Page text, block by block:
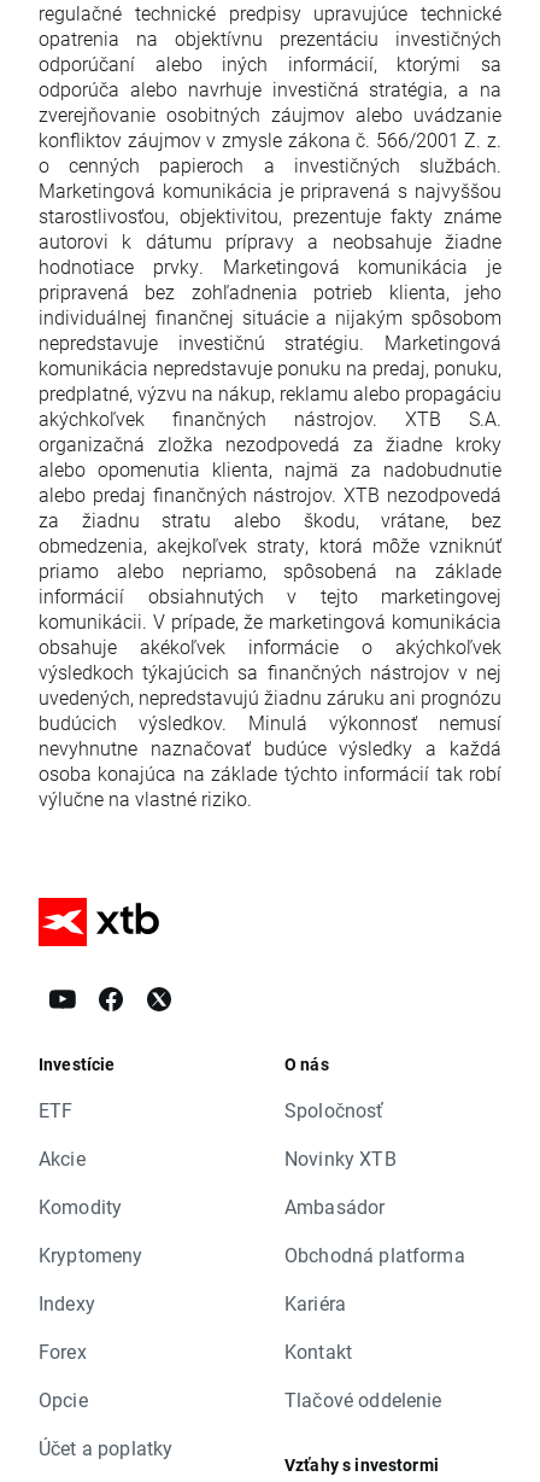
regulačné technické predpisy upravujúce technické
opatrenia na objektívnu prezentáciu investičných
odporúčaní alebo iných informácií, ktorými sa
odporúča alebo navrhuje investičná stratégia, a na
zverejňovanie osobitných záujmov alebo uvádzanie
konfliktov záujmov v zmysle zákona č. 566/2001 Z. z.
o cenných papieroch a investičných službách.
Marketingová komunikácia je pripravená s najvyššou
starostlivosťou, objektivitou, prezentuje fakty známe
autorovi k dátumu prípravy a neobsahuje žiadne
hodnotiace prvky. Marketingová komunikácia je
pripravená bez zohľadnenia potrieb klienta, jeho
individuálnej finančnej situácie a nijakým spôsobom
nepredstavuje investičnú stratégiu. Marketingová
komunikácia nepredstavuje ponuku na predaj, ponuku,
predplatné, výzvu na nákup, reklamu alebo propagáciu
akýchkoľvek finančných nástrojov. XTB S.A.
organizačná zložka nezodpovedá za žiadne kroky
alebo opomenutia klienta, najmä za nadobudnutie
alebo predaj finančných nástrojov. XTB nezodpovedá
za žiadnu stratu alebo škodu, vrátane, bez
obmedzenia, akejkoľvek straty, ktorá môže vzniknúť
priamo alebo nepriamo, spôsobená na základe
informácií obsiahnutých v tejto marketingovej
komunikácii. V prípade, že marketingová komunikácia
obsahuje akékoľvek informácie o akýchkoľvek
výsledkoch týkajúcich sa finančných nástrojov v nej
uvedených, nepredstavujú žiadnu záruku ani prognózu
budúcich výsledkov. Minulá výkonnosť nemusí
nevyhnutne naznačovať budúce výsledky a každá
osoba konajúca na základe týchto informácií tak robí
výlučne na vlastné riziko.
Investície
ETF
Akcie
Komodity
Kryptomeny
Indexy
Forex
Opcie
Účet a poplatky
O nás
Spoločnosť
Novinky XTB
Ambasádor
Obchodná platforma
Kariéra
Kontakt
Tlačové oddelenie
Vzťahy s investormi